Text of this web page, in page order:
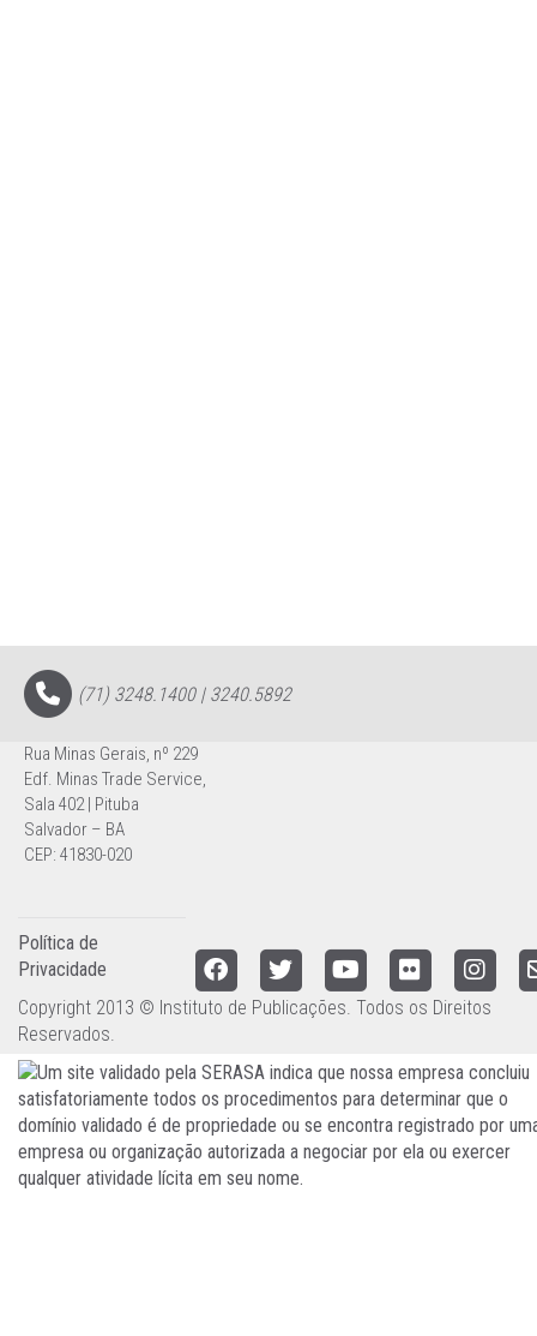
(71) 3248.1400 | 3240.5892
Rua Minas Gerais, nº 229
Edf. Minas Trade Service,
Sala 402 | Pituba
Salvador – BA
CEP: 41830-020
Política de
Privacidade
Copyright 2013 © Instituto de Publicações. Todos os Direitos
Reservados.